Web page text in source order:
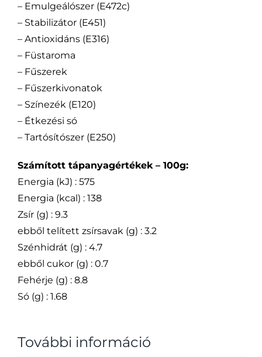
– Emulgeálószer (E472c)
– Stabilizátor (E451)
– Antioxidáns (E316)
– Füstaroma
– Fűszerek
– Fűszerkivonatok
– Színezék (E120)
– Étkezési só
– Tartósítószer (E250)
Számított tápanyagértékek – 100g:
Energia (kJ) : 575
Energia (kcal) : 138
Zsír (g) : 9.3
ebből telített zsírsavak (g) : 3.2
Szénhidrát (g) : 4.7
ebből cukor (g) : 0.7
Fehérje (g) : 8.8
Só (g) : 1.68
További információ